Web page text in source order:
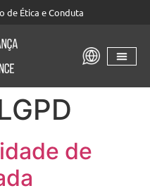
de Ética e Conduta
de